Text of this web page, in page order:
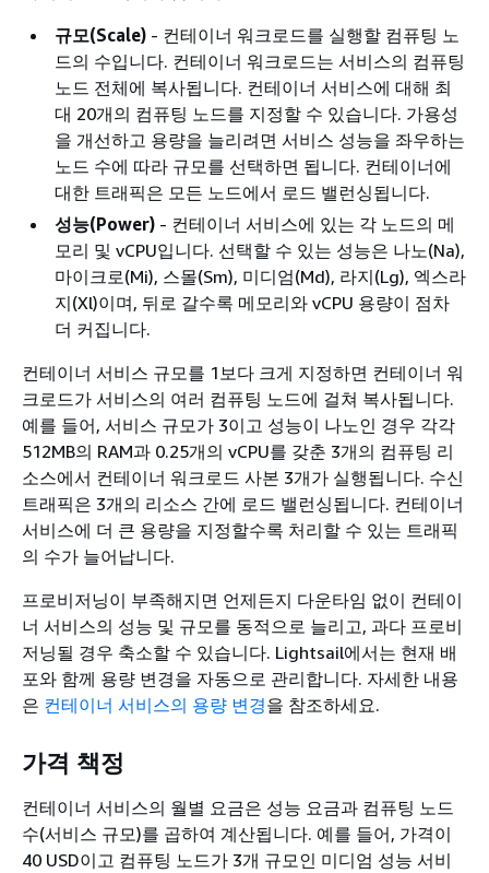
규모(Scale) - 컨테이너 워크로드를 실행할 컴퓨팅 노
드의 수입니다. 컨테이너 워크로드는 서비스의 컴퓨팅
노드 전체에 복사됩니다. 컨테이너 서비스에 대해 최
대 20개의 컴퓨팅 노드를 지정할 수 있습니다. 가용성
을 개선하고 용량을 늘리려면 서비스 성능을 좌우하는
노드 수에 따라 규모를 선택하면 됩니다. 컨테이너에
대한 트래픽은 모든 노드에서 로드 밸런싱됩니다.
성능(Power) - 컨테이너 서비스에 있는 각 노드의 메
모리 및 vCPU입니다. 선택할 수 있는 성능은 나노(Na),
마이크로(Mi), 스몰(Sm), 미디엄(Md), 라지(Lg), 엑스라
지(Xl)이며, 뒤로 갈수록 메모리와 vCPU 용량이 점차
더 커집니다.
컨테이너 서비스 규모를 1보다 크게 지정하면 컨테이너 워
크로드가 서비스의 여러 컴퓨팅 노드에 걸쳐 복사됩니다.
예를 들어, 서비스 규모가 3이고 성능이 나노인 경우 각각
512MB의 RAM과 0.25개의 vCPU를 갖춘 3개의 컴퓨팅 리
소스에서 컨테이너 워크로드 사본 3개가 실행됩니다. 수신
트래픽은 3개의 리소스 간에 로드 밸런싱됩니다. 컨테이너
서비스에 더 큰 용량을 지정할수록 처리할 수 있는 트래픽
의 수가 늘어납니다.
프로비저닝이 부족해지면 언제든지 다운타임 없이 컨테이
너 서비스의 성능 및 규모를 동적으로 늘리고, 과다 프로비
저닝될 경우 축소할 수 있습니다. Lightsail에서는 현재 배
포와 함께 용량 변경을 자동으로 관리합니다. 자세한 내용
은 컨테이너 서비스의 용량 변경을 참조하세요.
가격 책정
컨테이너 서비스의 월별 요금은 성능 요금과 컴퓨팅 노드
수(서비스 규모)를 곱하여 계산됩니다. 예를 들어, 가격이
40 USD이고 컴퓨팅 노드가 3개 규모인 미디엄 성능 서비